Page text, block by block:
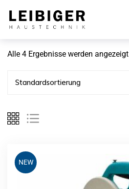
Alle 4 Ergebnisse werden angezeigt
NEW